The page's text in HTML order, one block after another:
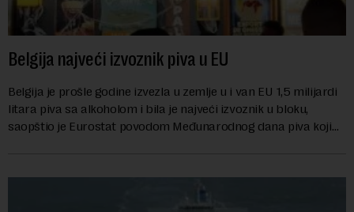
Belgija najveći izvoznik piva u EU
Belgija je prošle godine izvezla u zemlje u i van EU 1,5 milijardi
litara piva sa alkoholom i bila je najveći izvoznik u bloku,
saopštio je Eurostat povodom Međunarodnog dana piva koji